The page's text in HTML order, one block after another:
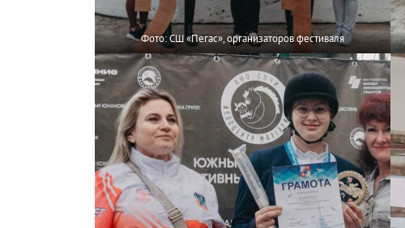
Фото: СШ «Пегас», организаторов фестиваля